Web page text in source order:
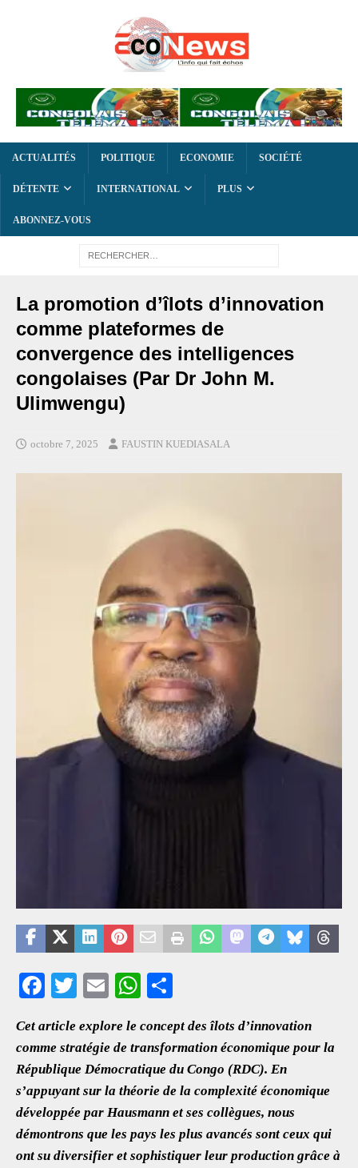
ACTUALITÉS POLITIQUE ECONOMIE SOCIÉTÉ
DÉTENTE INTERNATIONAL PLUS
ABONNEZ-VOUS
La promotion d’îlots d’innovation
comme plateformes de
convergence des intelligences
congolaises (Par Dr John M.
Ulimwengu)
octobre 7, 2025 FAUSTIN KUEDIASALA
F
eb
oo
k
T
tt
er
E
ai
l
W
at
s
A
p
p
ar
e
Cet article explore le concept des îlots d’innovation
comme stratégie de transformation économique pour la
République Démocratique du Congo (RDC). En
s’appuyant sur la théorie de la complexité économique
développée par Hausmann et ses collègues, nous
démontrons que les pays les plus avancés sont ceux qui
ont su diversifier et sophistiquer leur production grâce à